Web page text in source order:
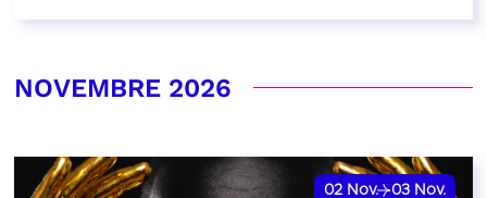
NOVEMBRE 2026
02 Nov. 03 Nov.